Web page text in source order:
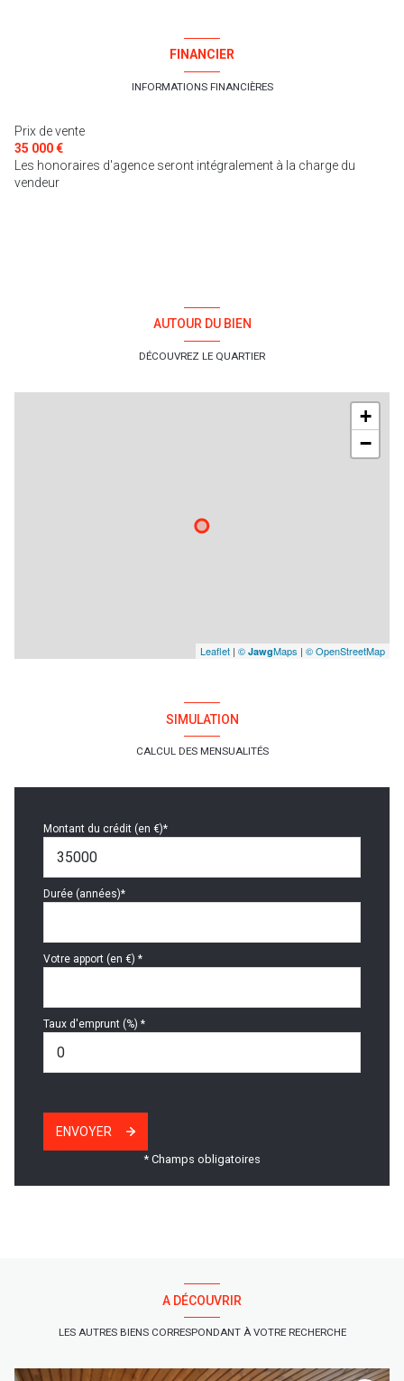
FINANCIER
INFORMATIONS FINANCIÈRES
Prix de vente
35 000 €
Les honoraires d'agence seront intégralement à la charge du
vendeur
AUTOUR DU BIEN
DÉCOUVREZ LE QUARTIER
+
−
Leaflet | © JawgMaps | © OpenStreetMap
SIMULATION
CALCUL DES MENSUALITÉS
Montant du crédit (en €)*
Durée (années)*
Votre apport (en €) *
Taux d'emprunt (%) *
ENVOYER
* Champs obligatoires
A DÉCOUVRIR
LES AUTRES BIENS CORRESPONDANT À VOTRE RECHERCHE